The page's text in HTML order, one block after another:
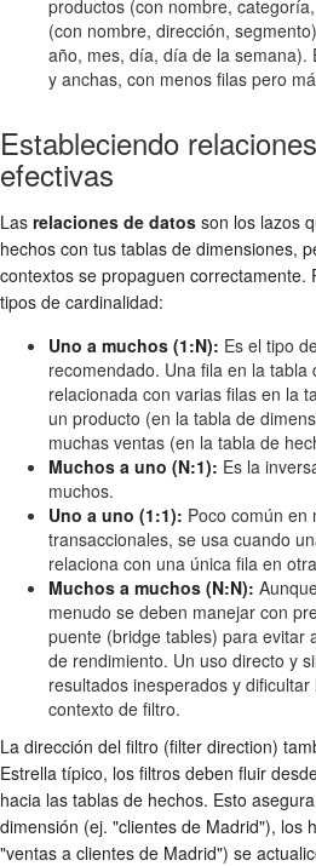
productos (con nombre,
(con nombre, dirección,
año, mes, día, día de la semana).
y anchas, con menos filas pero
Estableciendo
efectivas
Las relaciones de datos son los lazos
hechos con tus tablas de dimensiones,
contextos se propaguen correctamente.
tipos de cardinalidad:
Uno a muchos (1:N): Es el tipo
recomendado. Una fila en la
relacionada con varias filas en la
un producto (en la tabla de
muchas ventas (en la tabla de
Muchos a uno (N:1): Es la
muchos.
Uno a uno (1:1): Poco común en
transaccionales, se usa cuando
relaciona con una única fila en
Muchos a muchos (N:N):
menudo se deben manejar con
puente (bridge tables) para evitar
de rendimiento. Un uso directo y
resultados inesperados y
contexto de filtro.
La dirección del filtro (filter direction)
Estrella típico, los filtros deben fluir
hacia las tablas de hechos. Esto
dimensión (ej. "clientes de Madrid"), los
"ventas a clientes de Madrid") se